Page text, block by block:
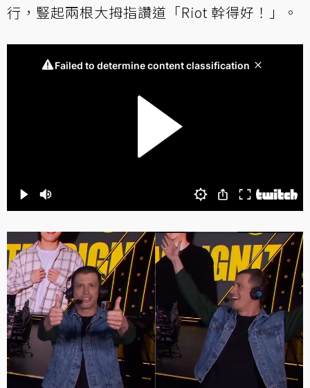
行，豎起兩根大拇指讚道「Riot 幹得好！」。